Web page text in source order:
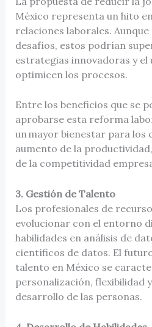
México representa un hito
relaciones laborales.
desafíos, estos podrían
estrategias innovadoras y el
optimicen los procesos.
Entre los beneficios que se
aprobarse esta reforma
un mayor bienestar para los
aumento de la
de la competitividad
3. Gestión de Talento
Los profesionales de
evolucionar con el entorno
habilidades en análisis de
científicos de datos. El
talento en México se
personalización, flexibilidad
desarrollo de las personas.